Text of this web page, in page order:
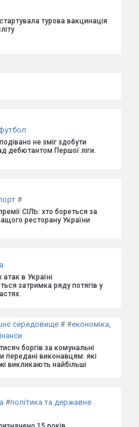
турова вакцинація
не зміг здобути
дебютантом Першої ліги.
#
СІЛЬ: хто бореться за
ресторану України
атак в Україні
затримка ряду потягів у
середовище # #економіка,
боргів за комунальні
передані виконавцям: які
викликають найбільші
#політика та державне